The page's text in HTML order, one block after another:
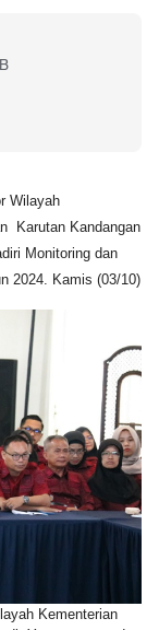
Wilayah
Karutan Kandangan
Monitoring dan
2024. Kamis (03/10)
Kementerian